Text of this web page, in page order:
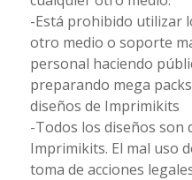
-Está prohibido utilizar
otro medio o soporte
personal haciendo
preparando mega
diseños de Imprimikits
-Todos los diseños
Imprimikits. El mal uso
toma de acciones